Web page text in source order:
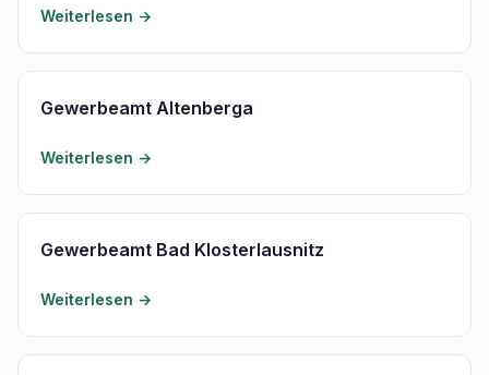
Weiterlesen →
Gewerbeamt Altenberga
Weiterlesen →
Gewerbeamt Bad Klosterlausnitz
Weiterlesen →